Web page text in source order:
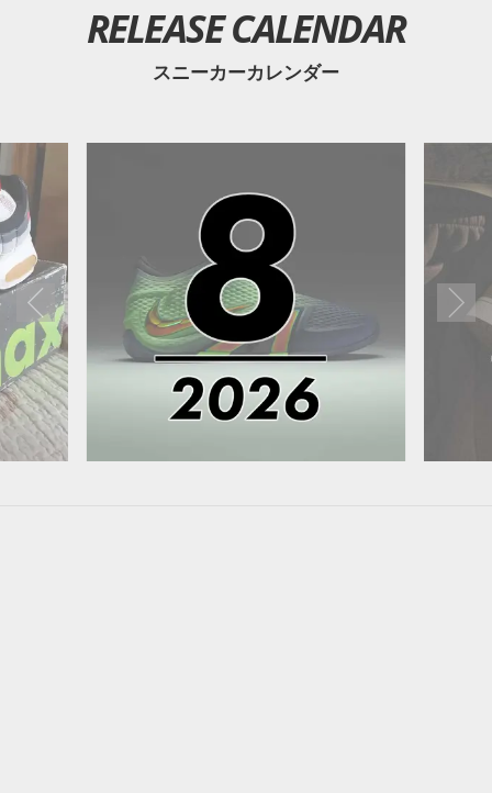
RELEASE CALENDAR
スニーカーカレンダー